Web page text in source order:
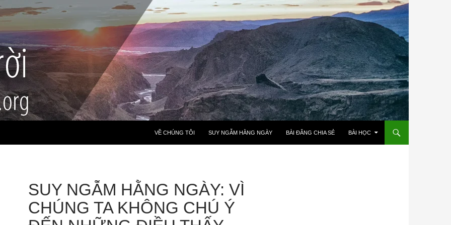
VỀ CHÚNG TÔI SUY NGẪM HẰNG NGÀY BÀI ĐĂNG CHIA SẺ BÀI HỌC
SUY NGẪM HẰNG NGÀY: VÌ
CHÚNG TA KHÔNG CHÚ Ý